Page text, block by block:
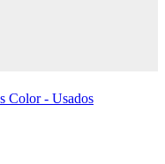
Color - Usados